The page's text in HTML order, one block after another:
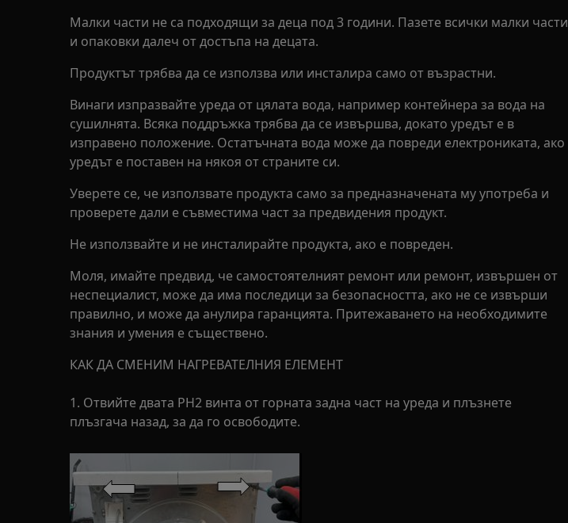
Малки части не са подходящи за деца под 3 години. Пазете всички малки части
и опаковки далеч от достъпа на децата.
Продуктът трябва да се използва или инсталира само от възрастни.
Винаги изпразвайте уреда от цялата вода, например контейнера за вода на
сушилнята. Всяка поддръжка трябва да се извършва, докато уредът е в
изправено положение. Остатъчната вода може да повреди електрониката, ако
уредът е поставен на някоя от страните си.
Уверете се, че използвате продукта само за предназначената му употреба и
проверете дали е съвместима част за предвидения продукт.
Не използвайте и не инсталирайте продукта, ако е повреден.
Моля, имайте предвид, че самостоятелният ремонт или ремонт, извършен от
неспециалист, може да има последици за безопасността, ако не се извърши
правилно, и може да анулира гаранцията. Притежаването на необходимите
знания и умения е съществено.
КАК ДА СМЕНИМ НАГРЕВАТЕЛНИЯ ЕЛЕМЕНТ
1. Отвийте двата PH2 винта от горната задна част на уреда и плъзнете
плъзгача назад, за да го освободите.